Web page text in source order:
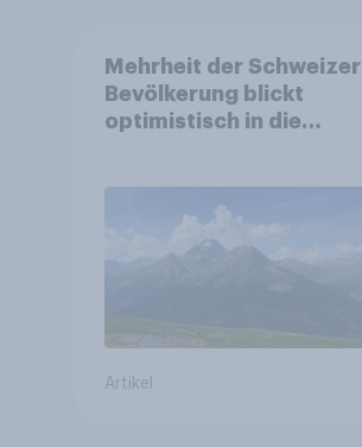
Mehrheit der Schweizer
Bevölkerung blickt
optimistisch in die
Gesundheitswesen und
Altersvorsorge
Artikel